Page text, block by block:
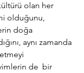
olan her
olduğunu,
doğa
aynı zamanda
de  bir